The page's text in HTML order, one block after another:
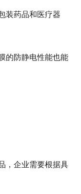
装药品和医疗器
的防静电性能也能
，企业需要根据具